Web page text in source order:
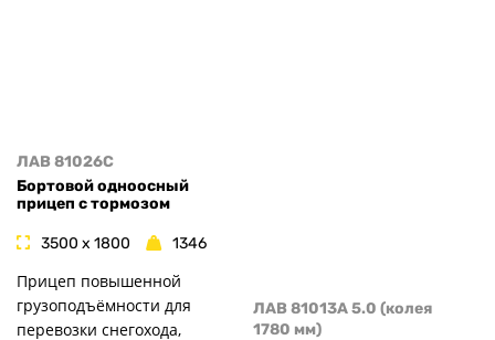
ЛАВ 81026C
Бортовой одноосный
прицеп с тормозом
3500 x 1800 1346
Прицеп повышенной
грузоподъёмности для
перевозки снегохода,
ЛАВ 81013A 5.0 (колея
1780 мм)